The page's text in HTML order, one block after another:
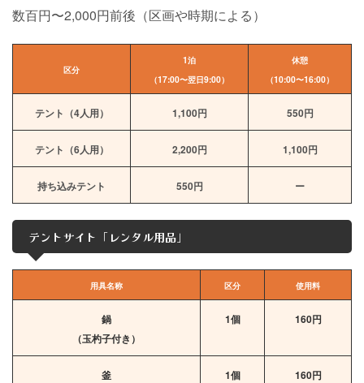
数百円〜2,000円前後（区画や時期による）
区分
1泊
（17:00〜翌日9:00）
休憩
（10:00〜16:00）
テント（4人用） 1,100円 550円
テント（6人用） 2,200円 1,100円
持ち込みテント 550円 ー
テントサイト「レンタル用品」
用具名称 区分 使用料
鍋
（玉杓子付き）
1個 160円
釜
1個 160円